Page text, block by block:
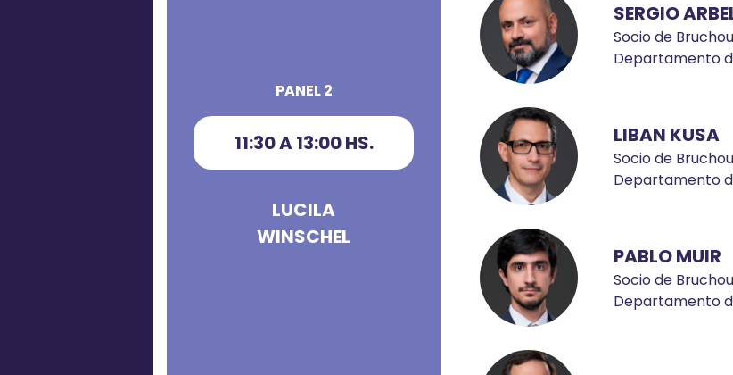
PANEL 2
11:30 A 13:00 HS.
LUCILA
WINSCHEL
SERGIO
Socio de
Departamento
LIBAN KUSA
Socio de
Departamento
PABLO MUIR
Socio de
Departamento